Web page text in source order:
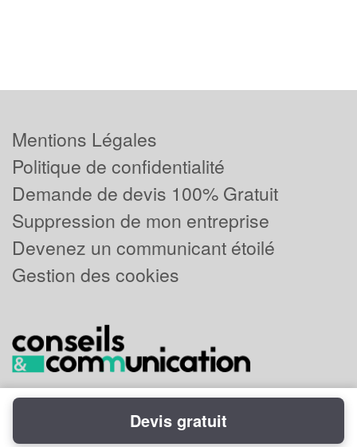
Mentions Légales
Politique de confidentialité
Demande de devis 100% Gratuit
Suppression de mon entreprise
Devenez un communicant étoilé
Gestion des cookies
Powered byPlus que pro
Devis gratuit